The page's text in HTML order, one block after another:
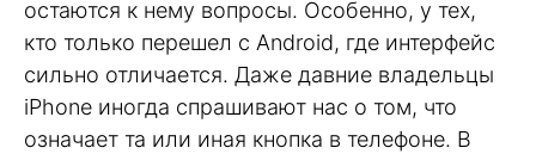
остаются к нему вопросы. Особенно, у тех,
кто только перешел с Android, где интерфейс
сильно отличается. Даже давние владельцы
iPhone иногда спрашивают нас о том, что
означает та или иная кнопка в телефоне. В